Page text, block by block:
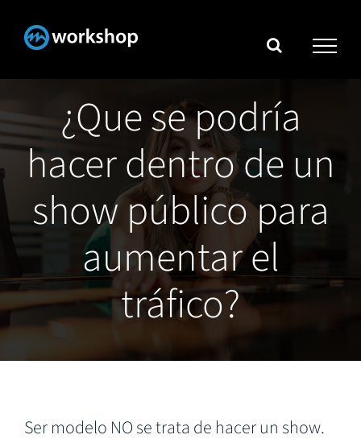
¿Que se podría
hacer dentro de un
show público para
aumentar el
tráfico?
Ser modelo NO se trata de hacer un show.